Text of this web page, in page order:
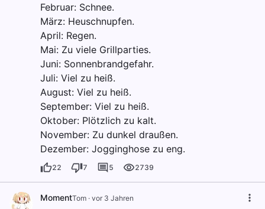
Februar: Schnee.
März: Heuschnupfen.
April: Regen.
Mai: Zu viele Grillparties.
Juni: Sonnenbrandgefahr.
Juli: Viel zu heiß.
August: Viel zu heiß.
September: Viel zu heiß.
Oktober: Plötzlich zu kalt.
November: Zu dunkel draußen.
Dezember: Jogginghose zu eng.
22 7 5 2739
MomentTom · vor 3 Jahren